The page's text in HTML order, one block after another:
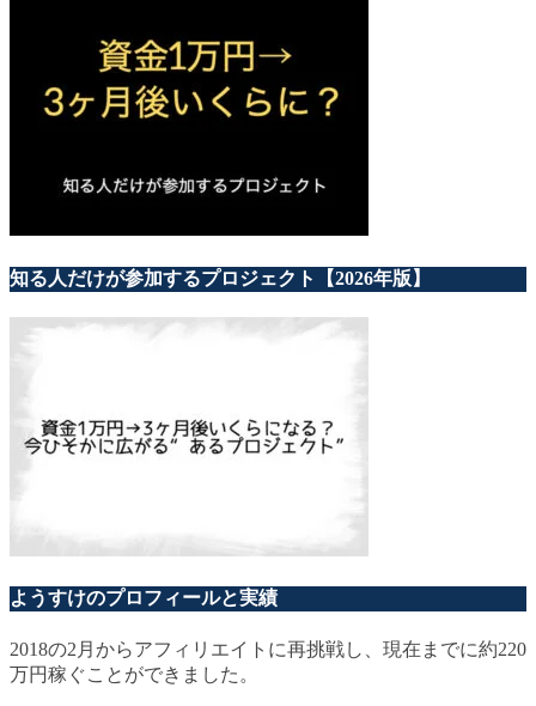
知る人だけが参加するプロジェクト【2026年版】
ようすけのプロフィールと実績
2018の2月からアフィリエイトに再挑戦し、現在までに約220
万円稼ぐことができました。